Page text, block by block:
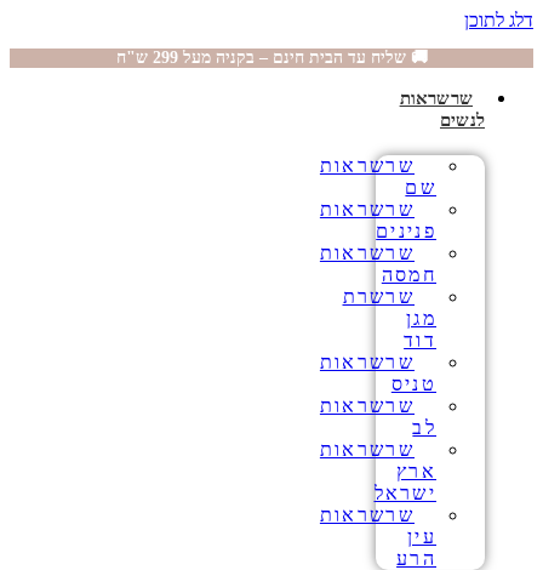
דלג לתוכן
🚚 שליח עד הבית חינם – בקניה מעל 299 ש"ח
שרשראות
לנשים
שרשראות
שם
שרשראות
פנינים
שרשראות
חמסה
שרשרת
מגן
דוד
שרשראות
טניס
שרשראות
לב
שרשראות
ארץ
ישראל
שרשראות
עין
הרע